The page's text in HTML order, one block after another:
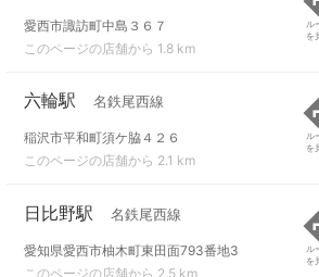
愛西市諏訪町中島３６７
このページの店舗から 1.8 km
ル
を
六輪駅 名鉄尾西線
稲沢市平和町須ケ脇４２６
このページの店舗から 2.1 km
ル
を
日比野駅 名鉄尾西線
愛知県愛西市柚木町東田面793番地3
このページの店舗から 2.5 km
ル
を